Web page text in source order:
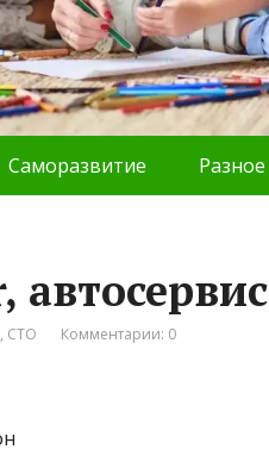
Саморазвитие Разное
автосервис
, СТО Комментарии: 0